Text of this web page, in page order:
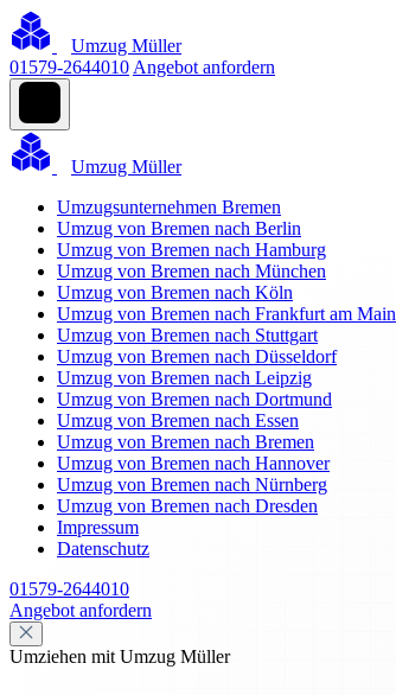
Umzug Müller
01579-2644010 Angebot anfordern
Umzug Müller
Umzugsunternehmen Bremen
Umzug von Bremen nach Berlin
Umzug von Bremen nach Hamburg
Umzug von Bremen nach München
Umzug von Bremen nach Köln
Umzug von Bremen nach Frankfurt am Main
Umzug von Bremen nach Stuttgart
Umzug von Bremen nach Düsseldorf
Umzug von Bremen nach Leipzig
Umzug von Bremen nach Dortmund
Umzug von Bremen nach Essen
Umzug von Bremen nach Bremen
Umzug von Bremen nach Hannover
Umzug von Bremen nach Nürnberg
Umzug von Bremen nach Dresden
Impressum
Datenschutz
01579-2644010
Angebot anfordern
Umziehen mit Umzug Müller